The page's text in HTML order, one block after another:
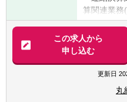
きることも
や女性も活
イム/テレ
合わせた働
昨年度も3
採用も積
ルティング
・大手企業
務
【望ましい
・日本公認
会計士試
・税理士
算関連業務
務等
・全社予算
・法人税、
・全社税
入社当初
この求人から
申し込む
更新日
丸